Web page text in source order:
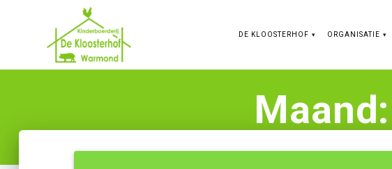
DE KLOOSTERHOF ORGANISATIE
Maand: